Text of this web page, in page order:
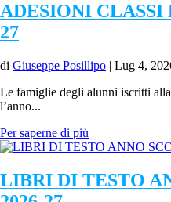
ADESIONI CLASSI
27
di Giuseppe Posillipo | Lug 4,
Le famiglie degli alunni iscritti
l’anno...
Per saperne di più
LIBRI DI TESTO